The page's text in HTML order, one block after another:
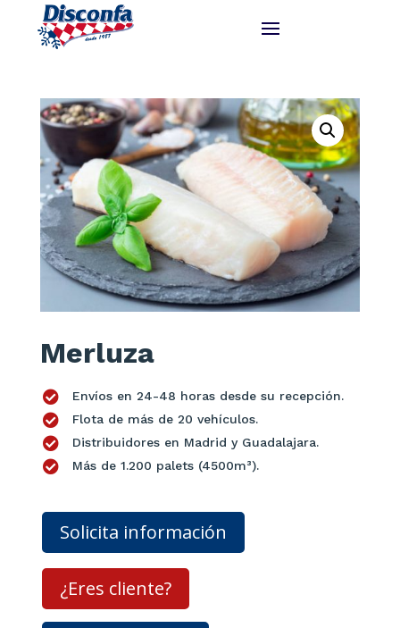
Merluza
 Envíos en 24-48 horas desde su recepción.
 Flota de más de 20 vehículos.
 Distribuidores en Madrid y Guadalajara.
 Más de 1.200 palets (4500m³).
Solicita información
¿Eres cliente?